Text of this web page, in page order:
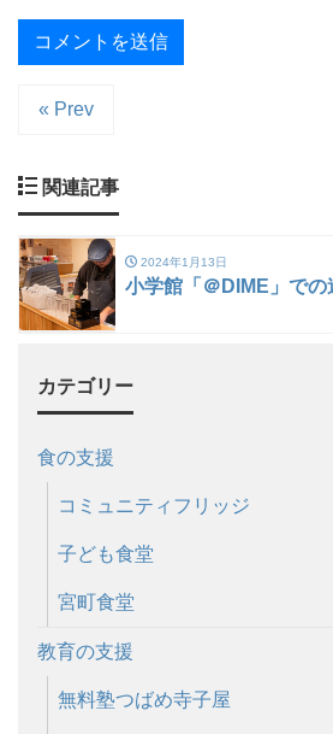
« Prev
関連記事
2024年1月13日
小学館「＠DIME」での
カテゴリー
食の支援
コミュニティフリッジ
子ども食堂
宮町食堂
教育の支援
無料塾つばめ寺子屋